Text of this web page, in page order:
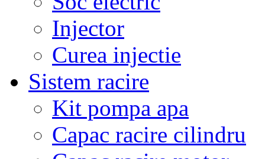
Injector
Curea injectie
Sistem racire
Kit pompa apa
Capac racire cilindru